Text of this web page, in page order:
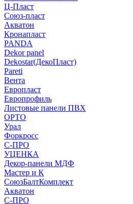
Ц-Пласт
Союз-пласт
Акватон
Кронапласт
PANDA
Dekor panel
Dekostar(ДекоПласт)
Pareti
Вента
Европласт
Европрофиль
Листовые панели ПВХ
ОРТО
Урал
Форкросс
С-ПРО
УЦЕНКА
Декор-панели МДФ
Мастер и К
СоюзБалтКомплект
Акватон
С-ПРО